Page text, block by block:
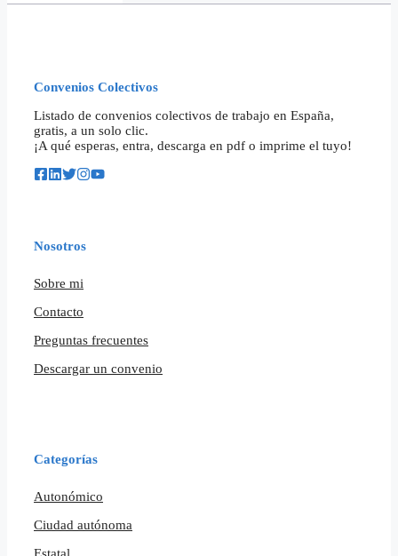
Convenios Colectivos
Listado de convenios colectivos de trabajo en España,
gratis, a un solo clic.
¡A qué esperas, entra, descarga en pdf o imprime el tuyo!
Nosotros
Sobre mi
Contacto
Preguntas frecuentes
Descargar un convenio
Categorías
Autonómico
Ciudad autónoma